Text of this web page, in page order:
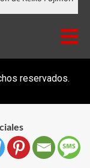
reservados.